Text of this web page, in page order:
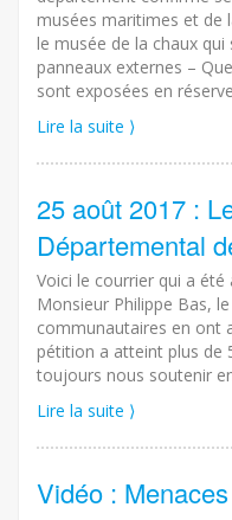
musées maritimes et de
le musée de la chaux qui
panneaux externes –
sont exposées en
Lire la suite ⟩
25 août 2017 :
Départemental
Voici le courrier qui a
Monsieur Philippe Bas,
communautaires en ont
pétition a atteint plus de
toujours nous soutenir
Lire la suite ⟩
Vidéo :